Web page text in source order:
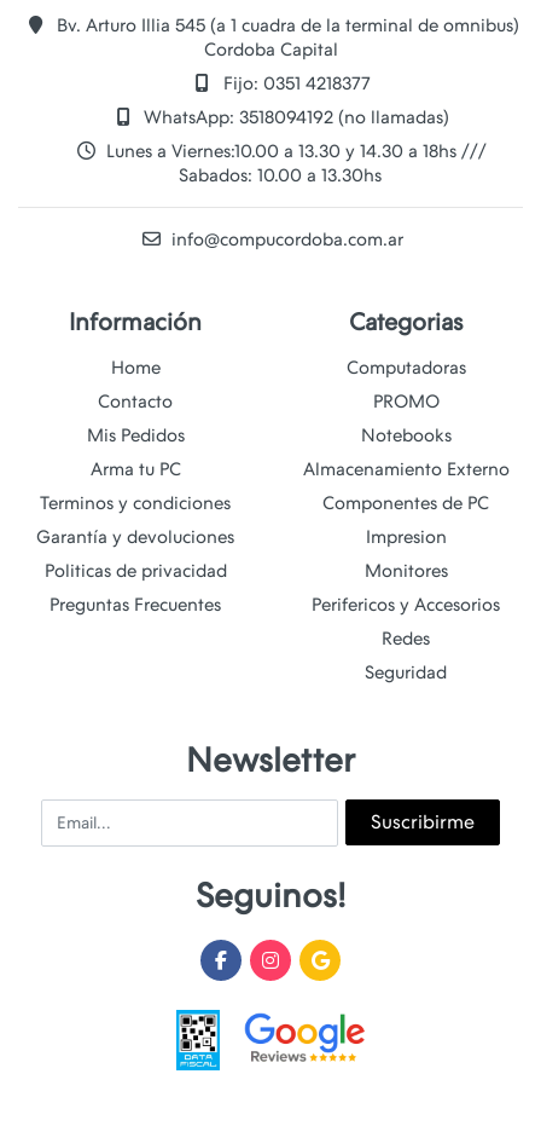
Bv. Arturo Illia 545 (a 1 cuadra de la terminal de omnibus)
Cordoba Capital
Fijo: 0351 4218377
WhatsApp: 3518094192 (no llamadas)
Lunes a Viernes:10.00 a 13.30 y 14.30 a 18hs ///
Sabados: 10.00 a 13.30hs
info@compucordoba.com.ar
Información
Home
Contacto
Mis Pedidos
Arma tu PC
Terminos y condiciones
Garantía y devoluciones
Politicas de privacidad
Preguntas Frecuentes
Categorias
Computadoras
PROMO
Notebooks
Almacenamiento Externo
Componentes de PC
Impresion
Monitores
Perifericos y Accesorios
Redes
Seguridad
Newsletter
Email Suscribirme
Seguinos!